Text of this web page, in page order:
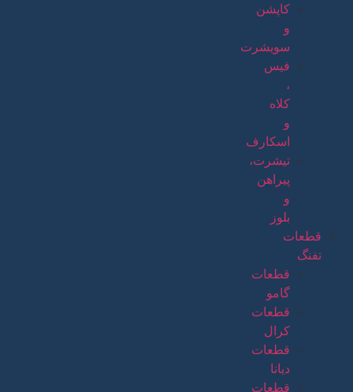
کاپشن
و
سویشرت
فیس
،
کلاه
و
اسکارف
تیشرت،
پیراهن
و
بلوز
قطعات
تفنگ
قطعات
گامو
قطعات
کرال
قطعات
دیانا
قطعات